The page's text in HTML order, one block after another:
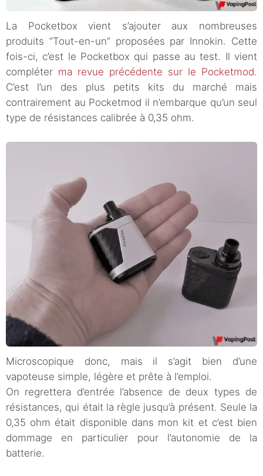
La Pocketbox vient s’ajouter aux nombreuses
produits “Tout-en-un” proposées par Innokin. Cette
fois-ci, c’est le Pocketbox qui passe au test. Il vient
compléter ma revue précédente sur le Pocketmod.
C’est l’un des plus petits kits du marché mais
contrairement au Pocketmod il n’embarque qu’un seul
type de résistances calibrée à 0,35 ohm.
Microscopique donc, mais il s’agit bien d’une
vapoteuse simple, légère et prête à l’emploi.
On regrettera d’entrée l’absence de deux types de
résistances, qui était la règle jusqu’à présent. Seule la
0,35 ohm était disponible dans mon kit et c’est bien
dommage en particulier pour l’autonomie de la
batterie.